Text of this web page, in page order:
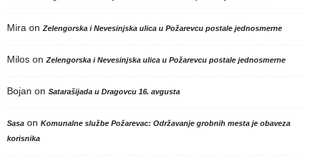
Mira onZelengorska i Nevesinjska ulica u Požarevcu postale jednosmerne
Milos onZelengorska i Nevesinjska ulica u Požarevcu postale jednosmerne
Bojan on Satarašijada u Dragovcu 16. avgusta
Sasa on Komunalne službe Požarevac: Održavanje grobnih mesta je obaveza
korisnika